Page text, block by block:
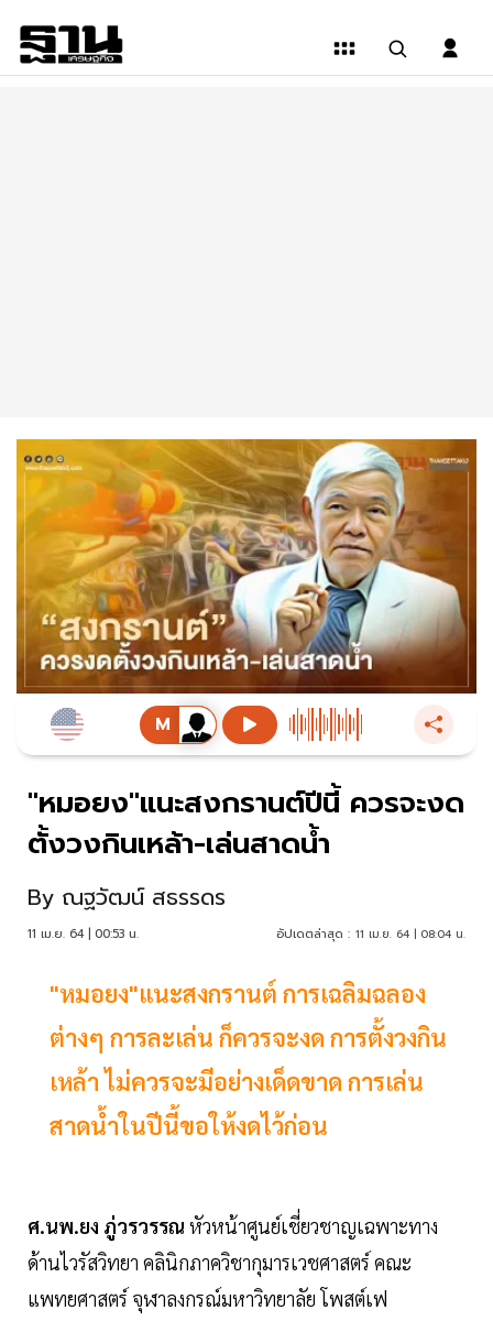
"หมอยง"แนะสงกรานต์ปีนี้ ควรจะงด
ตั้งวงกินเหล้า-เล่นสาดน้ำ
By ณฐวัฒน์ สธรรดร
11 เม.ย. 64 | 00:53 น. อัปเดตล่าสุด : 11 เม.ย. 64 | 08:04 น.
"หมอยง"แนะสงกรานต์ การเฉลิมฉลอง
ต่างๆ การละเล่น ก็ควรจะงด การตั้งวงกิน
เหล้า ไม่ควรจะมีอย่างเด็ดขาด การเล่น
สาดน้ำในปีนี้ขอให้งดไว้ก่อน
ศ.นพ.ยง ภู่วรวรรณ หัวหน้าศูนย์เชี่ยวชาญเฉพาะทาง
ด้านไวรัสวิทยา คลินิกภาควิชากุมารเวชศาสตร์ คณะ
แพทยศาสตร์ จุฬาลงกรณ์มหาวิทยาลัย โพสต์เฟ